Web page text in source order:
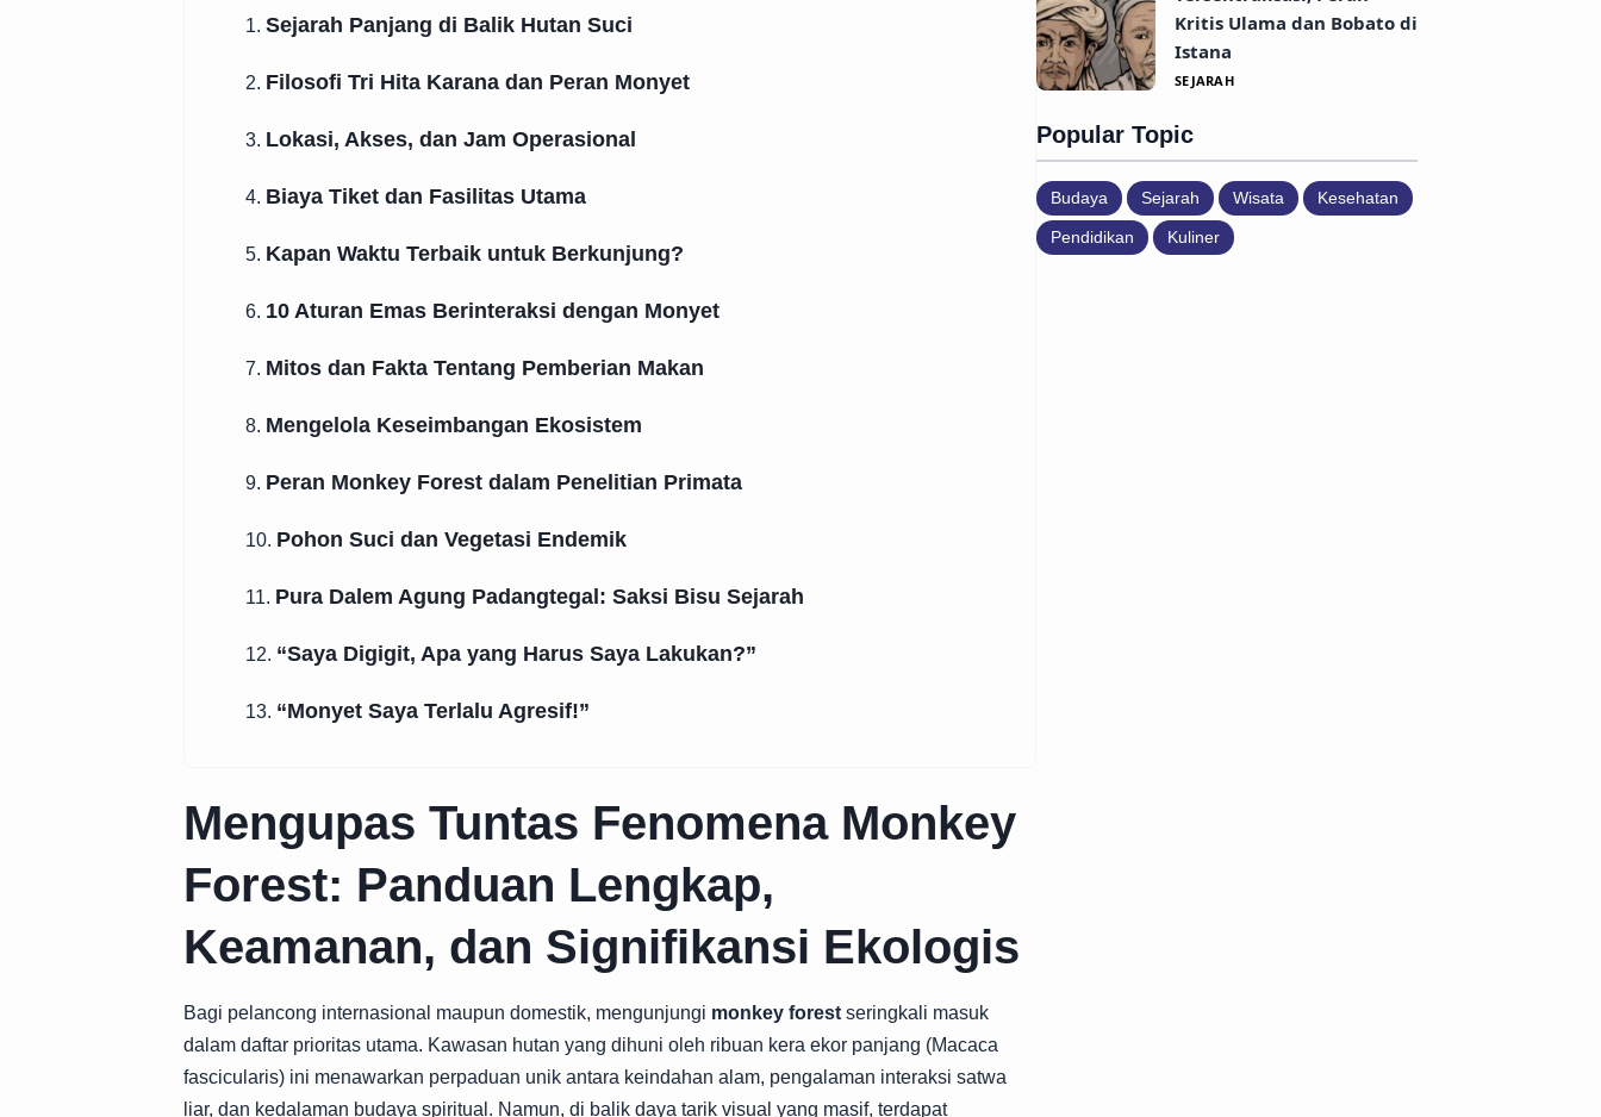
1. Sejarah Panjang di Balik Hutan Suci
2. Filosofi Tri Hita Karana dan Peran Monyet
3. Lokasi, Akses, dan Jam Operasional
4. Biaya Tiket dan Fasilitas Utama
5. Kapan Waktu Terbaik untuk Berkunjung?
6. 10 Aturan Emas Berinteraksi dengan Monyet
7. Mitos dan Fakta Tentang Pemberian Makan
8. Mengelola Keseimbangan Ekosistem
9. Peran Monkey Forest dalam Penelitian Primata
10. Pohon Suci dan Vegetasi Endemik
11. Pura Dalem Agung Padangtegal: Saksi Bisu Sejarah
12. “Saya Digigit, Apa yang Harus Saya Lakukan?”
13. “Monyet Saya Terlalu Agresif!”
Mengupas Tuntas Fenomena Monkey
Forest: Panduan Lengkap,
Keamanan, dan Signifikansi Ekologis
Bagi pelancong internasional maupun domestik, mengunjungi monkey forest seringkali masuk
dalam daftar prioritas utama. Kawasan hutan yang dihuni oleh ribuan kera ekor panjang (Macaca
fascicularis) ini menawarkan perpaduan unik antara keindahan alam, pengalaman interaksi satwa
liar, dan kedalaman budaya spiritual. Namun, di balik daya tarik visual yang masif, terdapat
Kritis Ulama dan Bobato di
Istana
SEJARAH
Popular Topic
Budaya Sejarah Wisata Kesehatan
Pendidikan Kuliner